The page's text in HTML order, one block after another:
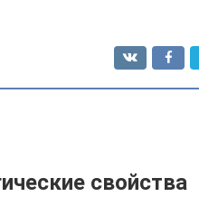
свойства